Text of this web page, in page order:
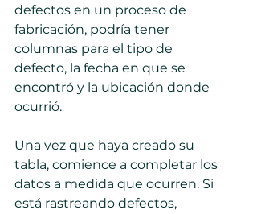
defectos en un proceso de
fabricación, podría tener
columnas para el tipo de
defecto, la fecha en que se
encontró y la ubicación donde
ocurrió.
Una vez que haya creado su
tabla, comience a completar los
datos a medida que ocurren. Si
está rastreando defectos,